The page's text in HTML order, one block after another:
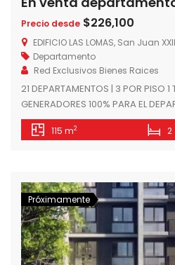
Precio desde $226,100
EDIFICIO LAS LOMAS, San Juan
Departamento
Red Exclusivos Bienes Raices
21 DEPARTAMENTOS | 3 POR PISO 1
GENERADORES 100% PARA EL
ELECTRÓGENO – COCINA
ANAFE, HORNO Y CAMPANA
CERRADO – SEGURIDAD 24 HS –
115 m2 2
Próximamente